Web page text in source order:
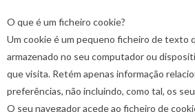
O que é um ficheiro cookie?
Um cookie é um pequeno ficheiro de texto
armazenado no seu computador ou
que visita. Retém apenas informação
preferências, não incluindo, como tal, os
O seu navegador acede ao ficheiro de